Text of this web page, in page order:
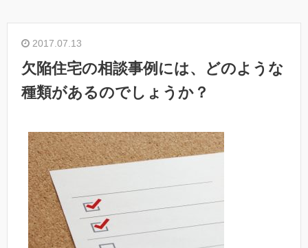
2017.07.13
欠陥住宅の相談事例には、どのような
種類があるのでしょうか？